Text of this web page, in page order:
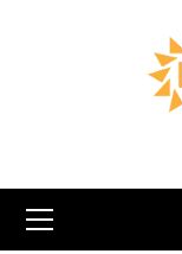
Primary